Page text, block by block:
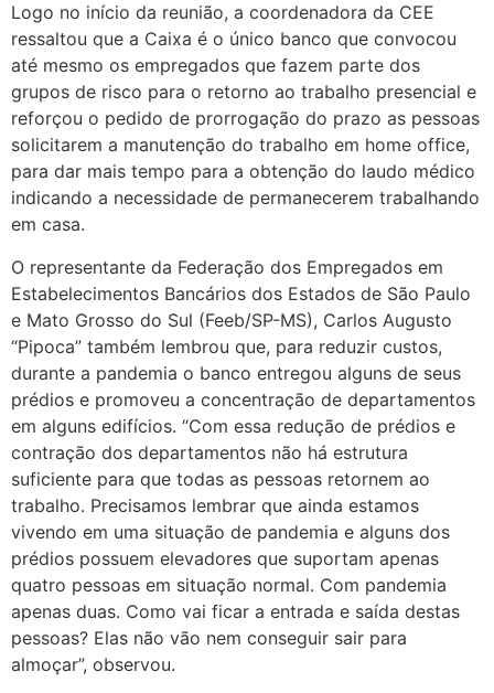
Logo no início da reunião, a coordenadora da CEE
ressaltou que a Caixa é o único banco que convocou
até mesmo os empregados que fazem parte dos
grupos de risco para o retorno ao trabalho presencial e
reforçou o pedido de prorrogação do prazo as pessoas
solicitarem a manutenção do trabalho em home office,
para dar mais tempo para a obtenção do laudo médico
indicando a necessidade de permanecerem trabalhando
em casa.
O representante da Federação dos Empregados em
Estabelecimentos Bancários dos Estados de São Paulo
e Mato Grosso do Sul (Feeb/SP-MS), Carlos Augusto
“Pipoca” também lembrou que, para reduzir custos,
durante a pandemia o banco entregou alguns de seus
prédios e promoveu a concentração de departamentos
em alguns edifícios. “Com essa redução de prédios e
contração dos departamentos não há estrutura
suficiente para que todas as pessoas retornem ao
trabalho. Precisamos lembrar que ainda estamos
vivendo em uma situação de pandemia e alguns dos
prédios possuem elevadores que suportam apenas
quatro pessoas em situação normal. Com pandemia
apenas duas. Como vai ficar a entrada e saída destas
pessoas? Elas não vão nem conseguir sair para
almoçar”, observou.